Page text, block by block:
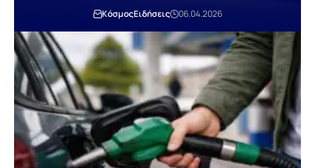
ΚόσμοςΕιδήσεις 06.04.2026